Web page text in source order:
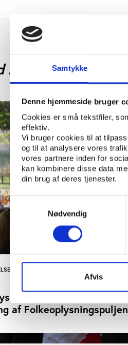
Samtykke
Denne hjemmeside bruger
Cookies er små tekstfiler,
effektiv.
Vi bruger cookies til at
og til at analysere vores
vores partnere inden for
kan kombinere disse data
din brug af deres tjenester.
Samtykkevalg
Nødvendig
Afvis
rapporten
DECEMBER 2017
og internationale
af